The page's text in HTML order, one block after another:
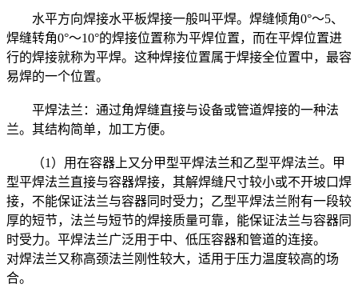
水平方向焊接水平板焊接一般叫平焊。焊缝倾角0°～5、
焊缝转角0°～10°的焊接位置称为平焊位置，而在平焊位置进
行的焊接就称为平焊。这种焊接位置属于焊接全位置中，最容
易焊的一个位置。
平焊法兰：通过角焊缝直接与设备或管道焊接的一种法
兰。其结构简单，加工方便。
（1）用在容器上又分甲型平焊法兰和乙型平焊法兰。甲
型平焊法兰直接与容器焊接，其解焊缝尺寸较小或不开坡口焊
接，不能保证法兰与容器同时受力；乙型平焊法兰附有一段较
厚的短节，法兰与短节的焊接质量可靠，能保证法兰与容器同
时受力。平焊法兰广泛用于中、低压容器和管道的连接。
对焊法兰又称高颈法兰刚性较大，适用于压力温度较高的场
合。